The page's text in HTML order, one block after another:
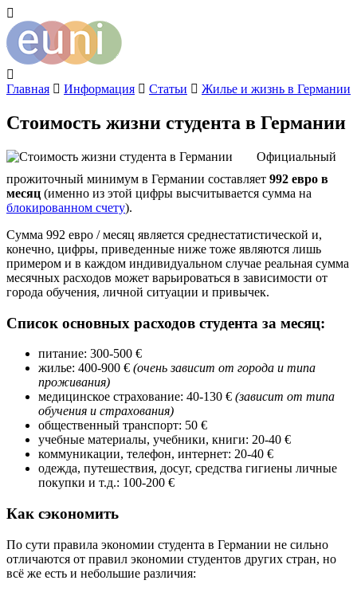
Главная Информация Статьи Жилье и жизнь в Германии
Стоимость жизни студента в Германии
Официальный
прожиточный минимум в Германии составляет 992 евро в
месяц (именно из этой цифры высчитывается сумма на
блокированном счету).
Сумма 992 евро / месяц является среднестатистической и,
конечно, цифры, приведенные ниже тоже являются лишь
примером и в каждом индивидуальном случае реальная сумма
месячных расходов может варьироваться в зависимости от
города обучения, личной ситуации и привычек.
Список основных расходов студента за месяц:
питание: 300-500 €
жилье: 400-900 € (очень зависит от города и типа
проживания)
медицинское страхование: 40-130 € (зависит от типа
обучения и страхования)
общественный транспорт: 50 €
учебные материалы, учебники, книги: 20-40 €
коммуникации, телефон, интернет: 20-40 €
одежда, путешествия, досуг, средства гигиены личные
покупки и т.д.: 100-200 €
Как сэкономить
По сути правила экономии студента в Германии не сильно
отличаются от правил экономии студентов других стран, но
всё же есть и небольшие различия: